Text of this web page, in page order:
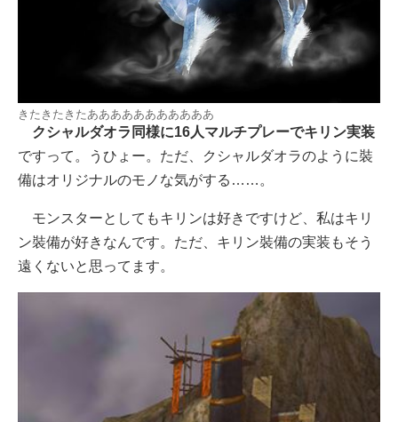
きたきたきたあああああああああああ
クシャルダオラ同様に16人マルチプレーでキリン実装
ですって。うひょー。ただ、クシャルダオラのように裝
備はオリジナルのモノな気がする……。
モンスターとしてもキリンは好きですけど、私はキリ
ン裝備が好きなんです。ただ、キリン裝備の実装もそう
遠くないと思ってます。